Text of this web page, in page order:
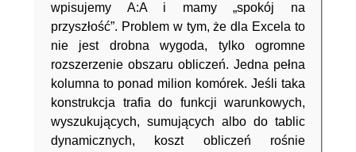
wpisujemy A:A i mamy „spokój na
przyszłość”. Problem w tym, że dla Excela to
nie jest drobna wygoda, tylko ogromne
rozszerzenie obszaru obliczeń. Jedna pełna
kolumna to ponad milion komórek. Jeśli taka
konstrukcja trafia do funkcji warunkowych,
wyszukujących, sumujących albo do tablic
dynamicznych, koszt obliczeń rośnie